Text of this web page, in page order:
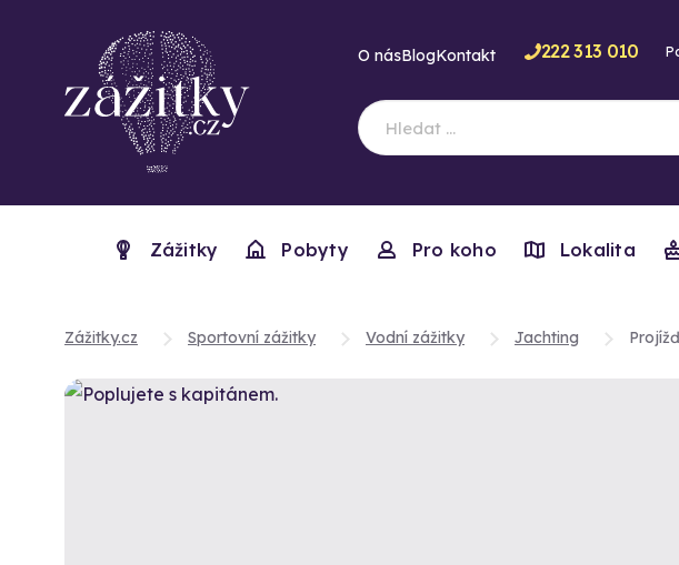
O násBlogKontakt 222 313 010
Zážitky Pobyty Pro koho Lokalita
Zážitky.cz Sportovní zážitky Vodní zážitky Jachting